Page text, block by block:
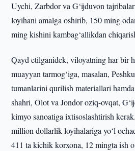
Uychi, Zarbdor va G‘ijduvon
loyihani amalga oshirib, 150 ming
ming kishini kambag‘allikdan
Qayd etilganidek, viloyatning har bir
muayyan tarmog‘iga, masalan,
tumanlarini qurilish materiallari
shahri, Olot va Jondor oziq-ovqat,
kimyo sanoatiga ixtisoslashtirish
million dollarlik loyihalariga yo‘l
411 ta kichik korxona, 12 mingta ish